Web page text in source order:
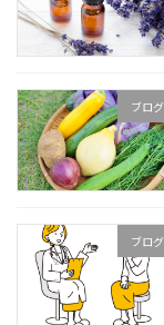
ブログ
ブログ